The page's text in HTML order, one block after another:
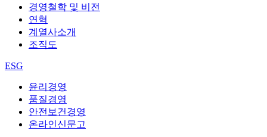
경영철학 및 비전
연혁
계열사소개
조직도
ESG
윤리경영
품질경영
안전보건경영
온라인신문고